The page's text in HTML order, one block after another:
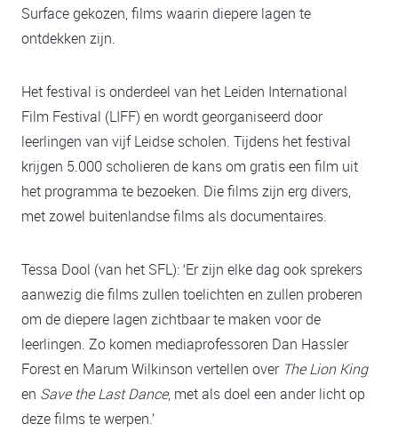
Surface gekozen, films waarin diepere lagen te
ontdekken zijn.
Het festival is onderdeel van het Leiden International
Film Festival (LIFF) en wordt georganiseerd door
leerlingen van vijf Leidse scholen. Tijdens het festival
krijgen 5.000 scholieren de kans om gratis een film uit
het programma te bezoeken. Die films zijn erg divers,
met zowel buitenlandse films als documentaires.
Tessa Dool (van het SFL): ‘Er zijn elke dag ook sprekers
aanwezig die films zullen toelichten en zullen proberen
om de diepere lagen zichtbaar te maken voor de
leerlingen. Zo komen mediaprofessoren Dan Hassler
Forest en Marum Wilkinson vertellen over The Lion King
en Save the Last Dance, met als doel een ander licht op
deze films te werpen.’